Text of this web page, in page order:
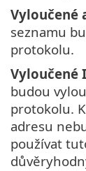
Vyloučené
seznamu
protokolu.
Vyloučené
budou
protokolu.
adresu
používat